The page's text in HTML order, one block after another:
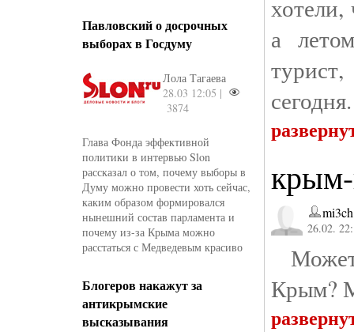
Павловский о досрочных
выборах в Госдуму
Лола Тагаева
28.03 12:05 |
3874
Глава Фонда эффективной
политики в интервью Slon
рассказал о том, почему выборы в
Думу можно провести хоть сейчас,
каким образом формировался
нынешний состав парламента и
почему из-за Крыма можно
расстаться с Медведевым красиво
Блогеров накажут за
антикрымские
высказывания
а
сегодня.
mi3ch
26.02.
Крым?